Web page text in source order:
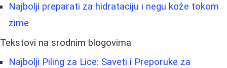
Najbolji preparati za hidrataciju i negu kože tokom
zime
Tekstovi na srodnim blogovima
Najbolji Piling za Lice: Saveti i Preporuke za